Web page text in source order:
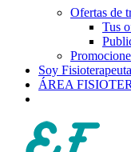
Ofertas de
Tus
Soy
ÁREA